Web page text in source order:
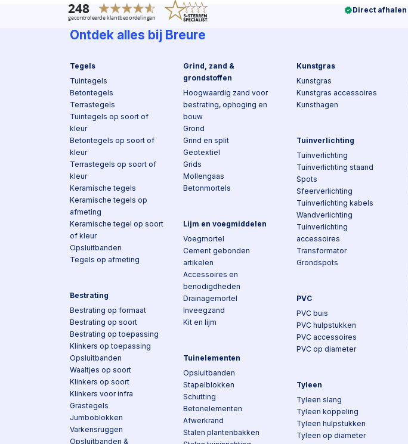
Direct afhalen
Ontdek alles bij Breure
Tegels
Tuintegels
Betontegels
Terrastegels
Tuintegels op soort of
kleur
Betontegels op soort of
kleur
Terrastegels op soort of
kleur
Keramische tegels
Keramische tegels op
afmeting
Keramische tegel op soort
of kleur
Opsluitbanden
Tegels op afmeting
Bestrating
Bestrating op formaat
Bestrating op soort
Bestrating op toepassing
Klinkers op toepassing
Opsluitbanden
Waaltjes op soort
Klinkers op soort
Klinkers voor infra
Grastegels
Jumboblokken
Varkensruggen
Opsluitbanden &
Grind, zand &
grondstoffen
Hoogwaardig zand voor
bestrating, ophoging en
bouw
Grond
Grind en split
Geotextiel
Grids
Mollengaas
Betonmortels
Lijm en voegmiddelen
Voegmortel
Cement gebonden
artikelen
Accessoires en
benodigdheden
Drainagemortel
Inveegzand
Kit en lijm
Tuinelementen
Opsluitbanden
Stapelblokken
Schutting
Betonelementen
Afwerkrand
Stalen plantenbakken
Kunstgras
Kunstgras
Kunstgras accessoires
Kunsthagen
Tuinverlichting
Tuinverlichting
Tuinverlichting staand
Spots
Sfeerverlichting
Tuinverlichting kabels
Wandverlichting
Tuinverlichting
accessoires
Transformator
Grondspots
PVC
PVC buis
PVC hulpstukken
PVC accessoires
PVC op diameter
Tyleen
Tyleen slang
Tyleen koppeling
Tyleen hulpstukken
Tyleen op diameter